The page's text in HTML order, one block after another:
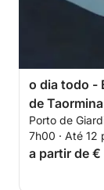
o dia todo -
de
Porto de
7h00 · Até 12
a partir de